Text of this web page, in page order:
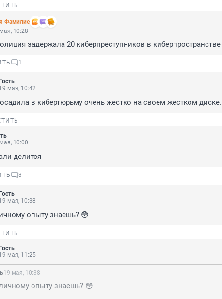
Фамилие
10:28
задержала 20 киберпреступников в киберпространстве
1
Гость
19 мая, 10:42
в кибертюрьму очень жестко на своем жестком диске.
10:00
делится
3
Гость
19 мая, 10:38
опыту знаешь? 😳
Гость
19 мая, 11:25
19 мая, 10:38
опыту знаешь? 😳